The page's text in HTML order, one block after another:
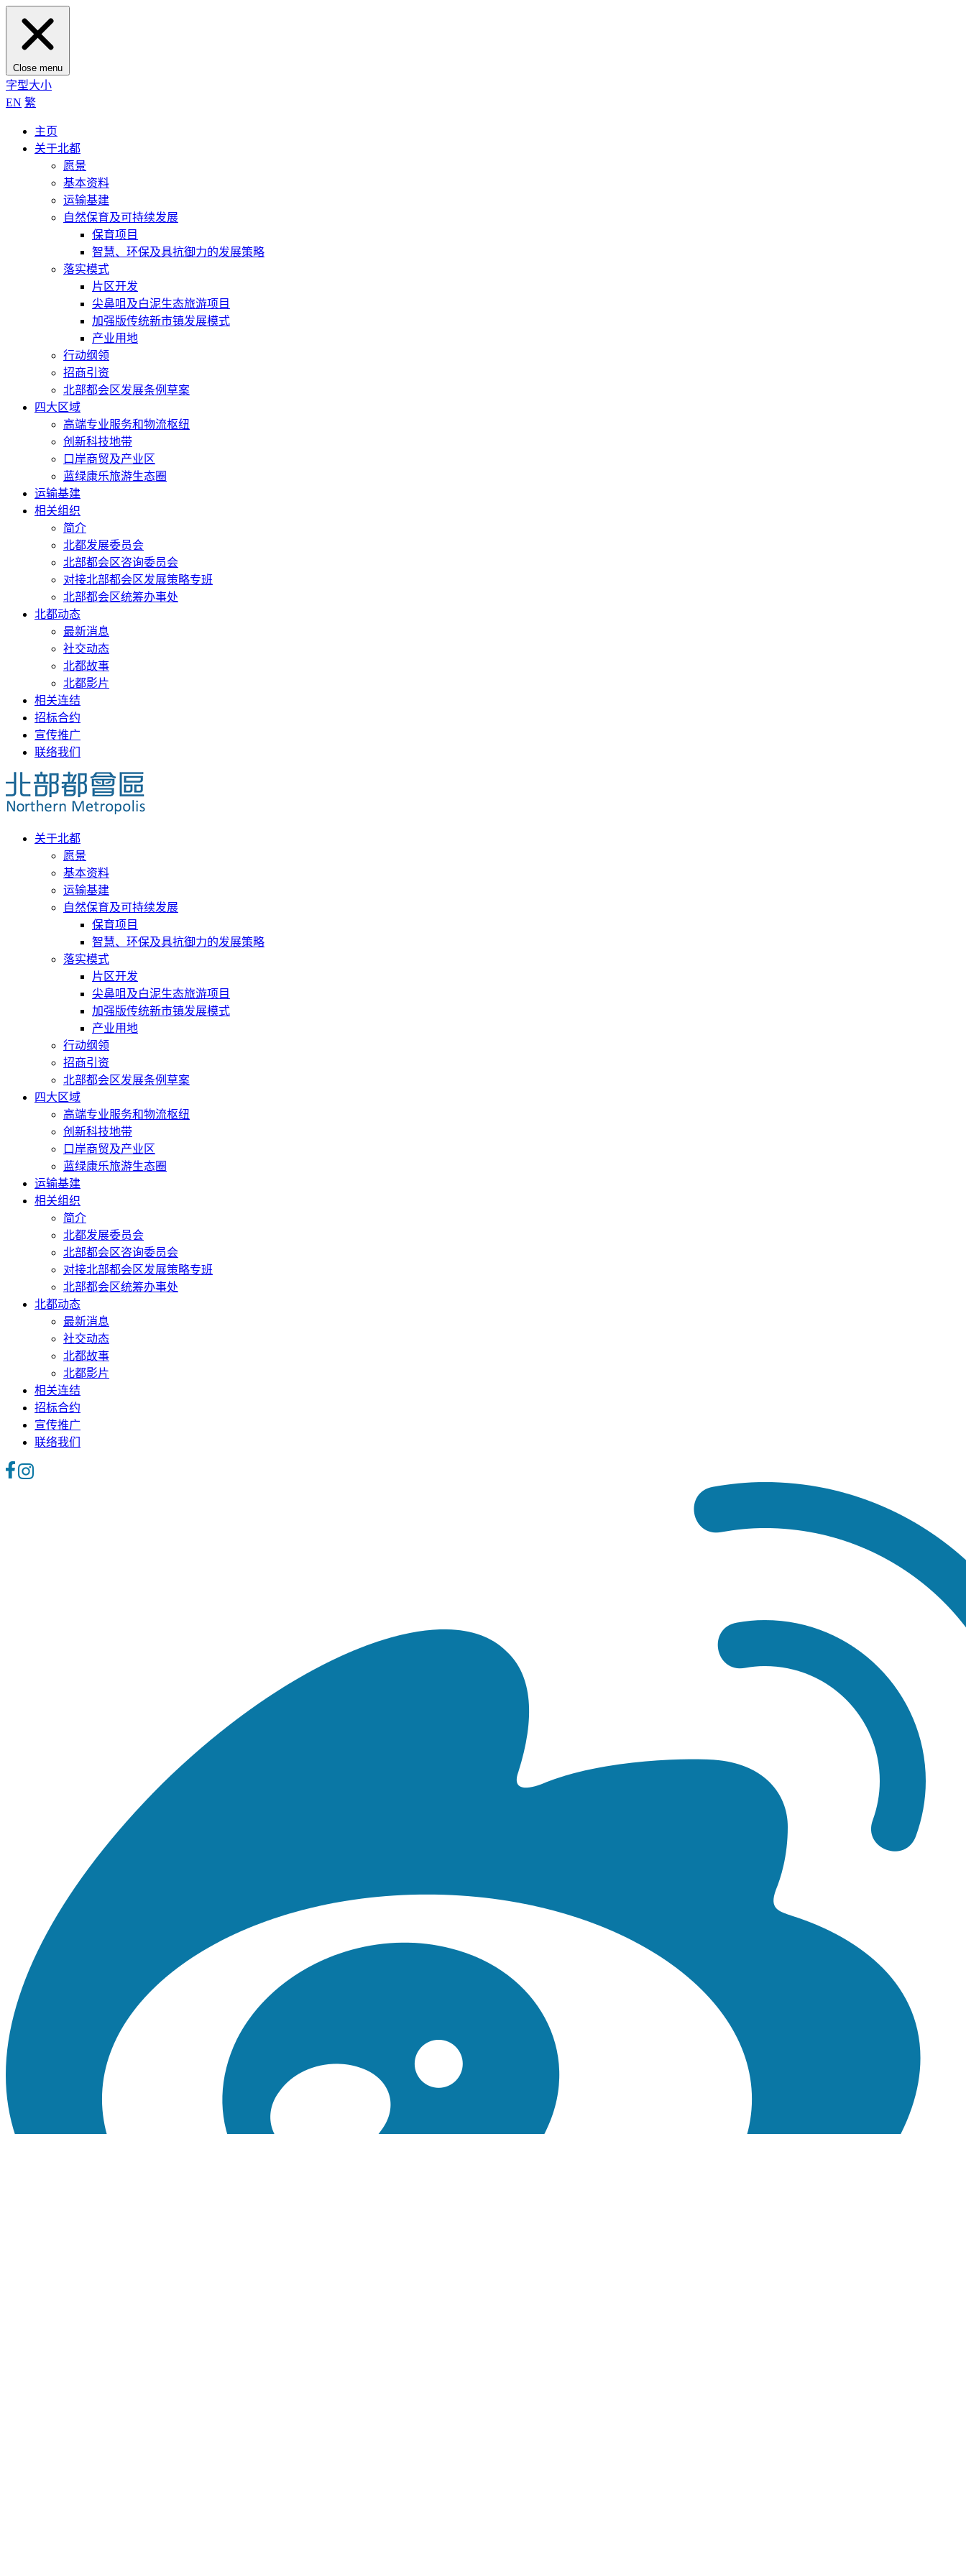
Close menu
字型大小
EN 繁
主页
关于北都
愿景
基本资料
运输基建
自然保育及可持续发展
保育项目
智慧、环保及具抗御力的发展策略
落实模式
片区开发
尖鼻咀及白泥生态旅游项目
加强版传统新市镇发展模式
产业用地
行动纲领
招商引资
北部都会区发展条例草案
四大区域
高端专业服务和物流枢纽
创新科技地带
口岸商贸及产业区
蓝绿康乐旅游生态圈
运输基建
相关组织
简介
北都发展委员会
北部都会区咨询委员会
对接北部都会区发展策略专班
北部都会区统筹办事处
北都动态
最新消息
社交动态
北都故事
北都影片
相关连结
招标合约
宣传推广
联络我们
关于北都
愿景
基本资料
运输基建
自然保育及可持续发展
保育项目
智慧、环保及具抗御力的发展策略
落实模式
片区开发
尖鼻咀及白泥生态旅游项目
加强版传统新市镇发展模式
产业用地
行动纲领
招商引资
北部都会区发展条例草案
四大区域
高端专业服务和物流枢纽
创新科技地带
口岸商贸及产业区
蓝绿康乐旅游生态圈
运输基建
相关组织
简介
北都发展委员会
北部都会区咨询委员会
对接北部都会区发展策略专班
北部都会区统筹办事处
北都动态
最新消息
社交动态
北都故事
北都影片
相关连结
招标合约
宣传推广
联络我们